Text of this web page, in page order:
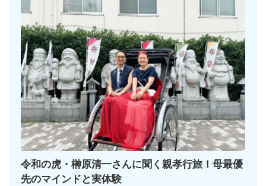
令和の虎・榊󠄀原清一さんに聞く親孝行旅！母最優
先のマインドと実体験